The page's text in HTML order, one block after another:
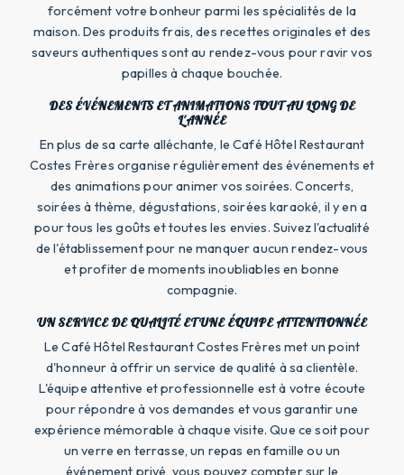
forcément votre bonheur parmi les spécialités de la
maison. Des produits frais, des recettes originales et des
saveurs authentiques sont au rendez-vous pour ravir vos
papilles à chaque bouchée.
DES ÉVÉNEMENTS ET ANIMATIONS TOUT AU LONG DE
L'ANNÉE
En plus de sa carte alléchante, le Café Hôtel Restaurant
Costes Frères organise régulièrement des événements et
des animations pour animer vos soirées. Concerts,
soirées à thème, dégustations, soirées karaoké, il y en a
pour tous les goûts et toutes les envies. Suivez l'actualité
de l'établissement pour ne manquer aucun rendez-vous
et profiter de moments inoubliables en bonne
compagnie.
UN SERVICE DE QUALITÉ ET UNE ÉQUIPE ATTENTIONNÉE
Le Café Hôtel Restaurant Costes Frères met un point
d'honneur à offrir un service de qualité à sa clientèle.
L'équipe attentive et professionnelle est à votre écoute
pour répondre à vos demandes et vous garantir une
expérience mémorable à chaque visite. Que ce soit pour
un verre en terrasse, un repas en famille ou un
événement privé, vous pouvez compter sur le